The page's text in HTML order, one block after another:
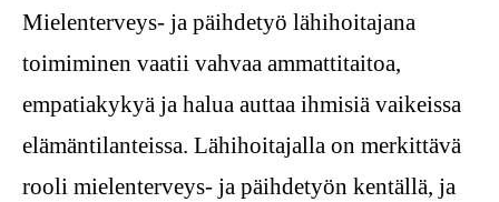
Mielenterveys- ja päihdetyö lähihoitajana
toimiminen vaatii vahvaa ammattitaitoa,
empatiakykyä ja halua auttaa ihmisiä vaikeissa
elämäntilanteissa. Lähihoitajalla on merkittävä
rooli mielenterveys- ja päihdetyön kentällä, ja